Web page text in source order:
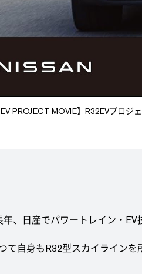
PROJECT MOVIE】R32EVプロ
、日産でパワートレイン・
て自身もR32型スカイライン